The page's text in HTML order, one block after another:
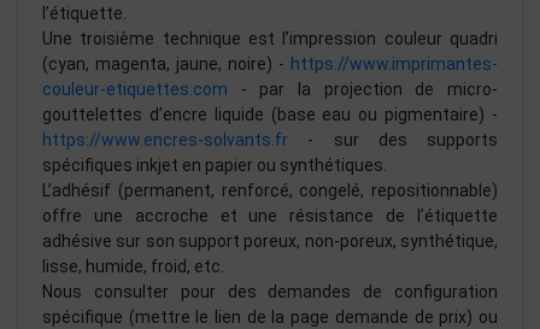
l’étiquette.
Une troisième technique est l’impression couleur quadri
(cyan, magenta, jaune, noire) - https://www.imprimantes-
couleur-etiquettes.com - par la projection de micro-
gouttelettes d’encre liquide (base eau ou pigmentaire) -
https://www.encres-solvants.fr - sur des supports
spécifiques inkjet en papier ou synthétiques.
L’adhésif (permanent, renforcé, congelé, repositionnable)
offre une accroche et une résistance de l’étiquette
adhésive sur son support poreux, non-poreux, synthétique,
lisse, humide, froid, etc.
Nous consulter pour des demandes de configuration
spécifique (mettre le lien de la page demande de prix) ou